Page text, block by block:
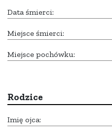
Data śmierci:
Miejsce śmierci:
Miejsce pochówku:
Rodzice
Imię ojca: